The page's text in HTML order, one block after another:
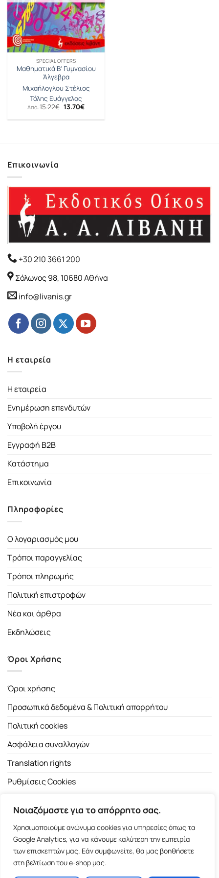
Νοιαζόμαστε για το απόρρητο σας.
Χρησιμοποιούμε ανώνυμα cookies για υπηρεσίες όπως τα
Google Analytics, για να κάνουμε καλύτερη την εμπειρία
των επισκεπτών μας. Εάν συμφωνείτε, θα μας βοηθήσετε
στη βελτίωση του e-shop μας.
SPECIAL OFFERS
Μαθηματικά Β’ Γυμνασίου
Άλγεβρα
Μιχαήλογλου Στέλιος
Τόλης Ευάγγελος
Από:15.22€ Original
price
was:
13.70€Η
τιμή
Επικοινωνία
+30 210 3661 200
Σόλωνος 98, 10680 Αθήνα
info@livanis.gr
Η εταιρεία
Η εταιρεία
Ενημέρωση επενδυτών
Υποβολή έργου
Εγγραφή B2B
Κατάστημα
Επικοινωνία
Πληροφορίες
Ο λογαριασμός μου
Τρόποι παραγγελίας
Τρόποι πληρωμής
Πολιτική επιστροφών
Νέα και άρθρα
Εκδηλώσεις
Όροι Χρήσης
Όροι χρήσης
Προσωπικά δεδομένα & Πολιτική απορρήτου
Πολιτική cookies
Ασφάλεια συναλλαγών
Translation rights
Ρυθμίσεις Cookies
Copyright 2026 ©Εκδοτικός Οίκος Α.Α. Λιβάνη| All rights
reserved.